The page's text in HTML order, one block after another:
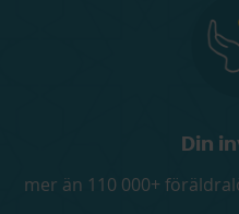
Din
mer än 110 000+